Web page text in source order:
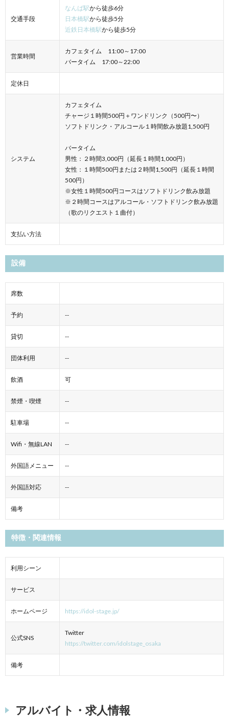
交通手段
なんば駅から徒歩6分
日本橋駅から徒歩5分
近鉄日本橋駅から徒歩5分
営業時間
カフェタイム 11:00～17:00
バータイム 17:00～22:00
定休日
システム
カフェタイム
チャージ１時間500円＋ワンドリンク（500円〜）
ソフトドリンク・アルコール１時間飲み放題1,500円
バータイム
男性：２時間3,000円（延長１時間1,000円）
女性：１時間500円または２時間1,500円（延長１時間
500円）
※女性１時間500円コースはソフトドリンク飲み放題
※２時間コースはアルコール・ソフトドリンク飲み放題
（歌のリクエスト１曲付）
支払い方法
設備
席数
予約 --
貸切 --
団体利用 --
飲酒 可
禁煙・喫煙 --
駐車場 --
Wifi・無線LAN --
外国語メニュー --
外国語対応 --
備考
特徴・関連情報
利用シーン
サービス
ホームページ https://idol-stage.jp/
公式SNS
Twitter
https://twitter.com/idolstage_osaka
備考
アルバイト・求人情報